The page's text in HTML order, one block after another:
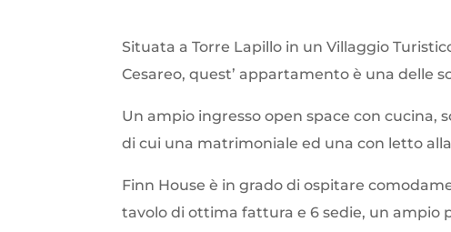
Situata a Torre Lapillo in un Villaggio
Cesareo, quest’ appartamento è una delle
Un ampio ingresso open space con cucina,
di cui una matrimoniale ed una con letto
Finn House è in grado di ospitare
tavolo di ottima fattura e 6 sedie, un ampio